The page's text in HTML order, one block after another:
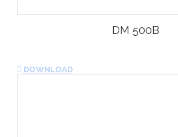
DM 500B
DOWNLOAD